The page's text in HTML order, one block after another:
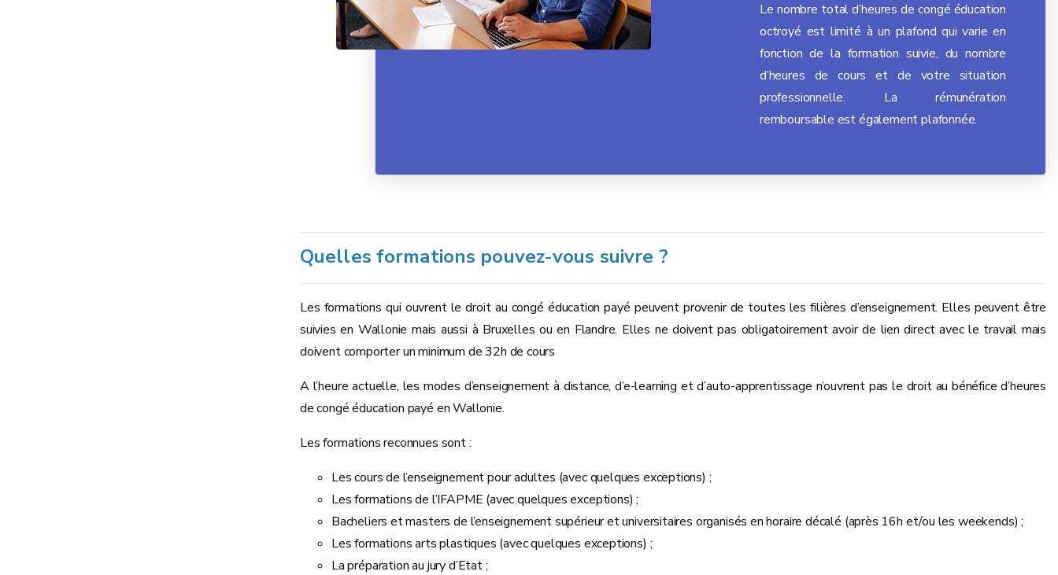
Le nombre total d’heures de congé éducation
octroyé est limité à un plafond qui varie en
fonction de la formation suivie, du nombre
d’heures de cours et de votre situation
professionnelle. La rémunération
remboursable est également plafonnée.
Quelles formations pouvez-vous suivre ?
Les formations qui ouvrent le droit au congé éducation payé peuvent provenir de toutes les filières d’enseignement. Elles peuvent être
suivies en Wallonie mais aussi à Bruxelles ou en Flandre. Elles ne doivent pas obligatoirement avoir de lien direct avec le travail mais
doivent comporter un minimum de 32h de cours
A l’heure actuelle, les modes d’enseignement à distance, d’e-learning et d’auto-apprentissage n’ouvrent pas le droit au bénéfice d’heures
de congé éducation payé en Wallonie.
Les formations reconnues sont :
Les cours de l’enseignement pour adultes (avec quelques exceptions) ;
Les formations de l’IFAPME (avec quelques exceptions) ;
Bacheliers et masters de l’enseignement supérieur et universitaires organisés en horaire décalé (après 16h et/ou les weekends) ;
Les formations arts plastiques (avec quelques exceptions) ;
La préparation au jury d’Etat ;